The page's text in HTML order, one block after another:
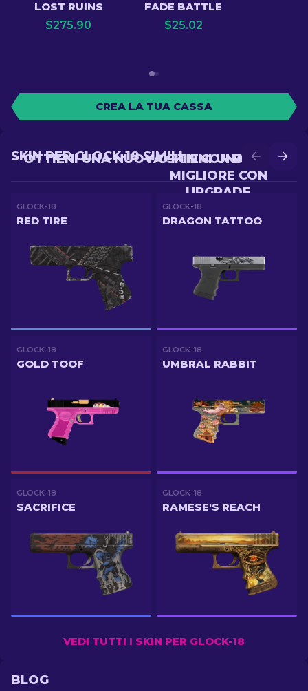
LOST RUINS
$275.90
FADE BATTLE
$25.02
CREA LA TUA CASSA
OTTIENI UNA SKIN
MIGLIORE CON
UPGRADE
OTTIENI UNA NUOVA SKIN CON BATTLE
SKIN PER GLOCK-18 SIMILI
GLOCK-18
RED TIRE
GLOCK-18
DRAGON TATTOO
GLOCK-18
GOLD TOOF
GLOCK-18
UMBRAL RABBIT
GLOCK-18
SACRIFICE
GLOCK-18
RAMESE'S REACH
VEDI TUTTI I SKIN PER GLOCK-18
BLOG